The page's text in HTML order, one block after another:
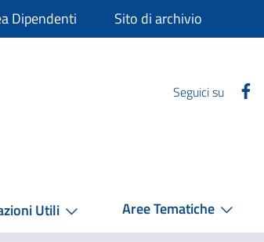
Dipendenti Sito di archivio
Seguici su
Utili Aree Tematiche